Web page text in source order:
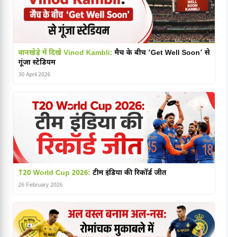
वानखेड़े में दिखे Vinod Kambli: मैच के बीच ‘Get Well Soon’ से
गूंजा स्टेडियम
30 April 2026
T20 World Cup 2026: टीम इंडिया की रिकॉर्ड जीत
26 February 2026